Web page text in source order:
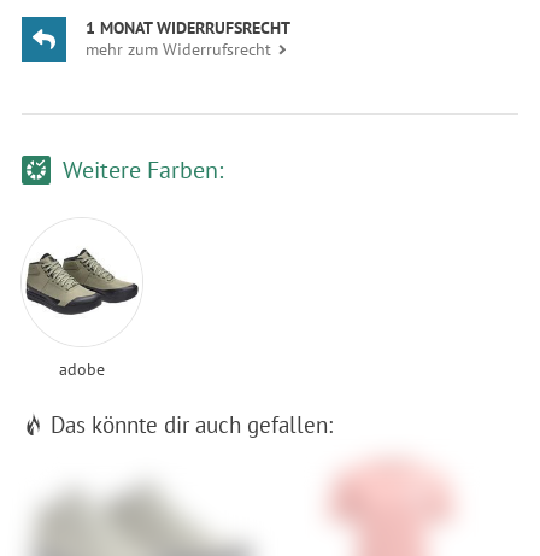
1 MONAT WIDERRUFSRECHT
mehr zum Widerrufsrecht
Weitere Farben:
adobe
Das könnte dir auch gefallen: